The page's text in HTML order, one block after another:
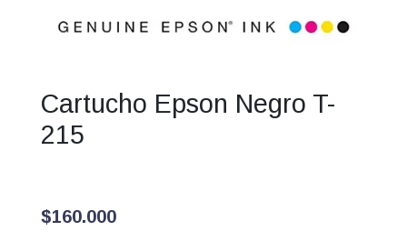
Cartucho Epson Negro T-
215
$160.000